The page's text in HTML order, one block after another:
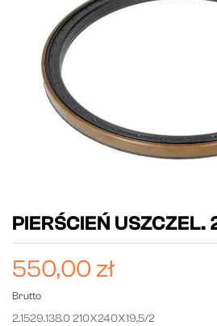
PIERŚCIEŃ
550,00 zł
Brutto
2.1529.138.0 210X240X19,5/2